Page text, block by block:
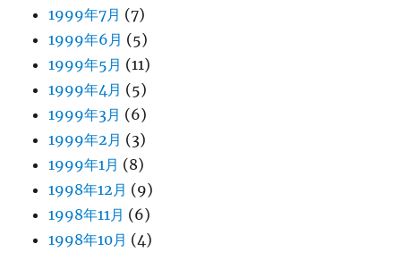
1999年7月 (7)
1999年6月 (5)
1999年5月 (11)
1999年4月 (5)
1999年3月 (6)
1999年2月 (3)
1999年1月 (8)
1998年12月 (9)
1998年11月 (6)
1998年10月 (4)